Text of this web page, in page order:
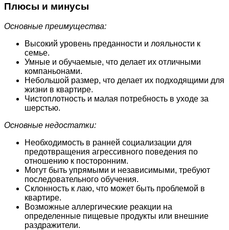
Плюсы и минусы
Основные преимущества:
Высокий уровень преданности и лояльности к
семье.
Умные и обучаемые, что делает их отличными
компаньонами.
Небольшой размер, что делает их подходящими для
жизни в квартире.
Чистоплотность и малая потребность в уходе за
шерстью.
Основные недостатки:
Необходимость в ранней социализации для
предотвращения агрессивного поведения по
отношению к посторонним.
Могут быть упрямыми и независимыми, требуют
последовательного обучения.
Склонность к лаю, что может быть проблемой в
квартире.
Возможные аллергические реакции на
определенные пищевые продукты или внешние
раздражители.